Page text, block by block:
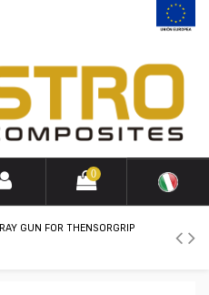
0
GUN FOR THENSORGRIP